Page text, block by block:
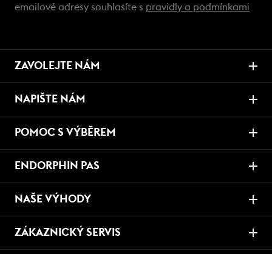
emailové adresy souhlasíte s pravidly a podmínkami
ZAVOLEJTE NÁM
NAPIŠTE NÁM
POMOC S VÝBĚREM
ENDORPHIN PAS
NAŠE VÝHODY
ZÁKAZNICKÝ SERVIS